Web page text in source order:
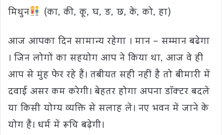
मिथुन
(का, की, कू, घ, ङ, छ, के, को, हा)
आज आपका दिन सामान्य रहेगा । मान – सम्मान बढेगा
। जिन लोगों का सहयोग आप ने किया था, आज वे ही
आप से मुंह फेर रहे हैं। तबीयत सही नहीं है तो बीमारी में
दवाई असर कम करेगी। बेहतर होगा अपना डॉक्टर बदलें
या किसी योग्य व्यक्ति से सलाह लें। नए भवन में जाने के
योग हैं। धर्म में रूचि बढ़ेगी।